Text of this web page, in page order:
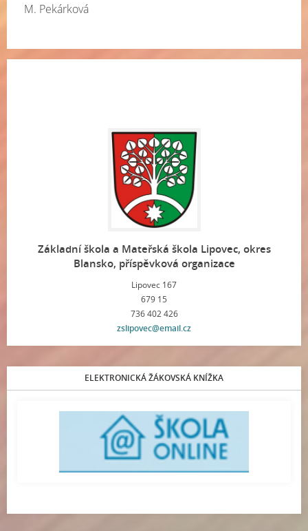
M. Pekárková
Základní škola a Mateřská škola Lipovec, okres
Blansko, příspěvková organizace
Lipovec 167
679 15
736 402 426
zslipovec@email.cz
ELEKTRONICKÁ ŽÁKOVSKÁ KNÍŽKA